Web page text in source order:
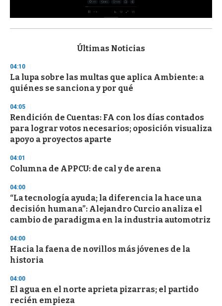
s
d
s
o
f
3
s
e
c
o
d
s
Últimas Noticias
04:10
La lupa sobre las multas que aplica Ambiente: a
quiénes se sanciona y por qué
04:05
Rendición de Cuentas: FA con los días contados
para lograr votos necesarios; oposición visualiza
apoyo a proyectos aparte
04:01
Columna de APPCU: de cal y de arena
04:00
“La tecnología ayuda; la diferencia la hace una
decisión humana”: Alejandro Curcio analiza el
cambio de paradigma en la industria automotriz
04:00
Hacia la faena de novillos más jóvenes de la
historia
04:00
El agua en el norte aprieta pizarras; el partido
recién empieza